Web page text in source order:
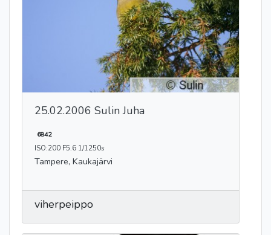
25.02.2006 Sulin Juha
6842
ISO:200 F5.6 1/1250s
Tampere, Kaukajärvi
viherpeippo